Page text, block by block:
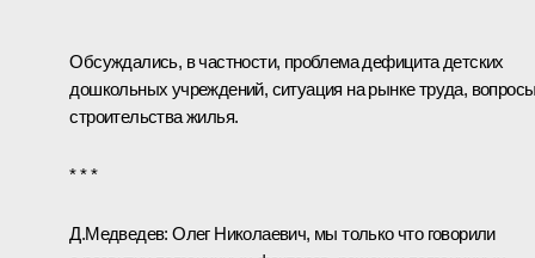
Обсуждались, в частности, проблема дефицита детских
дошкольных учреждений, ситуация на рынке труда,
строительства жилья.
* * *
Д.Медведев: Олег Николаевич, мы только что говорили